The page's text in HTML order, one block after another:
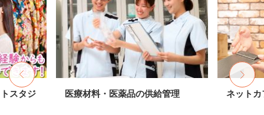
スタジ 医療材料・医薬品の供給管理 ネットカ